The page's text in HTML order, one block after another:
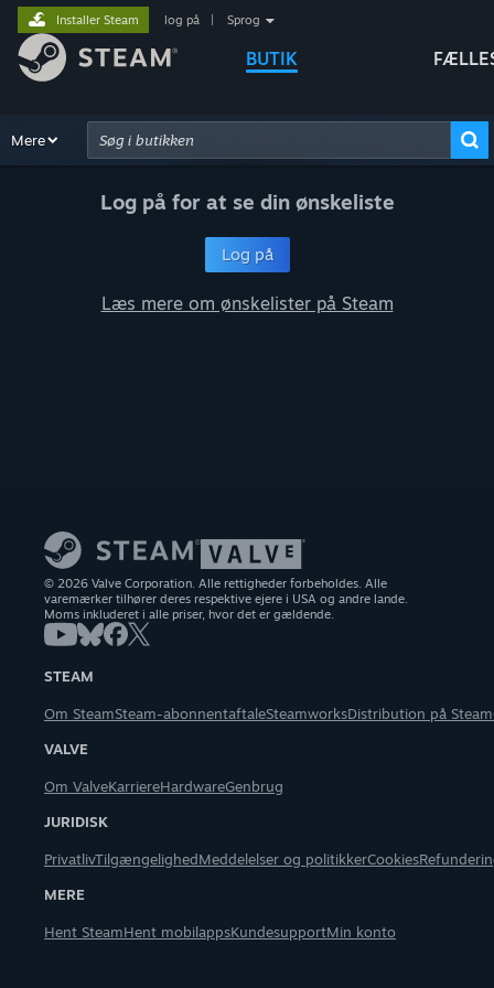
BUTIK
Installer Steam log på Sprog
Gennemse Anbefalinger
Mere
Avanceret søgning
Log på for at se din ønskeliste
Log på
Læs mere om ønskelister på Steam
© 2026 Valve Corporation. Alle rettigheder forbeholdes. Alle
varemærker tilhører deres respektive ejere i USA og andre lande.
Moms inkluderet i alle priser, hvor det er gældende.
STEAM
Om SteamSteam-abonnentaftaleSteamworksDistribution på Steam
VALVE
Om ValveKarriereHardwareGenbrug
JURIDISK
PrivatlivTilgængelighedMeddelelser og politikkerCookies
MERE
Hent SteamHent mobilappsKundesupportMin konto